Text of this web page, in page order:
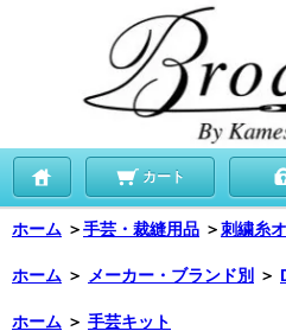
カート
ホーム ＞手芸・裁縫用品 ＞刺繍糸
ホーム ＞ メーカー・ブランド別 ＞
ホーム ＞ 手芸キット